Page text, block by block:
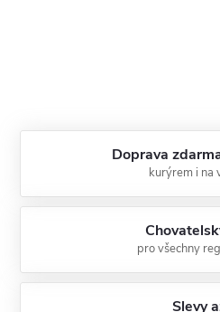
Doprava
kurýrem i na
pro všechny
Slevy